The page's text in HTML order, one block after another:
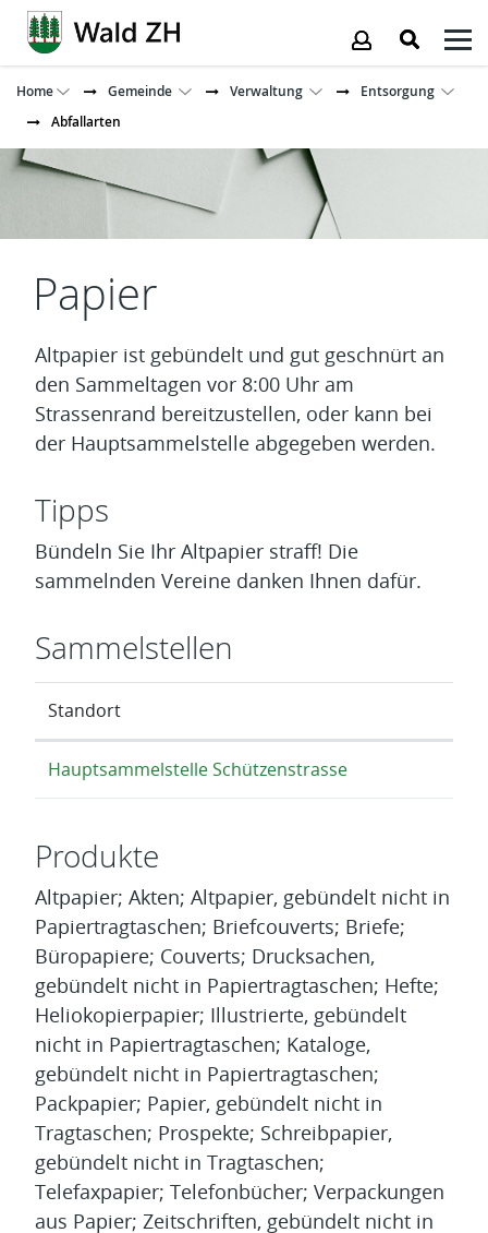
Kopfzeile
Home Gemeinde Verwaltung
Entsorgung
Abfallarten
Inhalt
Papier
Altpapier ist gebündelt und gut geschnürt an
den Sammeltagen vor 8:00 Uhr am
Strassenrand bereitzustellen, oder kann bei
der Hauptsammelstelle abgegeben werden.
Tipps
Bündeln Sie Ihr Altpapier straff! Die
sammelnden Vereine danken Ihnen dafür.
Sammelstellen
Standort
Hauptsammelstelle Schützenstrasse
Produkte
Altpapier; Akten; Altpapier, gebündelt nicht in
Papiertragtaschen; Briefcouverts; Briefe;
Büropapiere; Couverts; Drucksachen,
gebündelt nicht in Papiertragtaschen; Hefte;
Heliokopierpapier; Illustrierte, gebündelt
nicht in Papiertragtaschen; Kataloge,
gebündelt nicht in Papiertragtaschen;
Packpapier; Papier, gebündelt nicht in
Tragtaschen; Prospekte; Schreibpapier,
gebündelt nicht in Tragtaschen;
Telefaxpapier; Telefonbücher; Verpackungen
aus Papier; Zeitschriften, gebündelt nicht in